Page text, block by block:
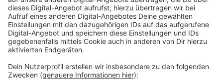
kommenden. Treffpunkt ist um11 Uhr auf dem Markt
der Möglichkeiten zwischen Rathaus und einsA. Die
Spaziergänge enden voraussichtlich um 13 Uhr. Um
Anmeldungen wird gebeten unter:
stadtentwicklung@duelmen.de
Anzeige